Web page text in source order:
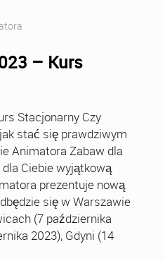
– Kurs
Stacjonarny Czy
stać się prawdziwym
Animatora Zabaw dla
Ciebie wyjątkową
prezentuje nową
się w Warszawie
(7 października
2023), Gdyni (14